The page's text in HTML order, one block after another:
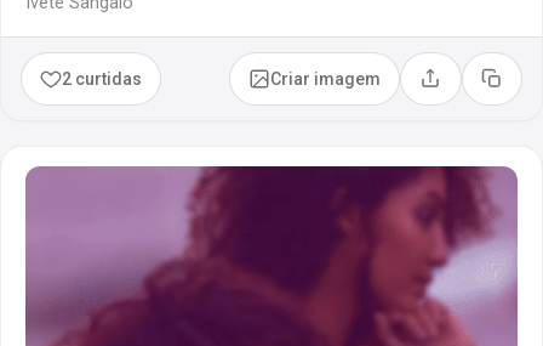
2 curtidas Criar imagem Compartilhar
Copiar